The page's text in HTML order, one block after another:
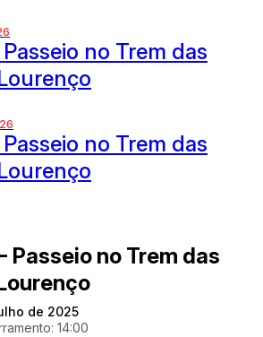
no Trem das
no Trem das
no Trem das
de 2025
14:00